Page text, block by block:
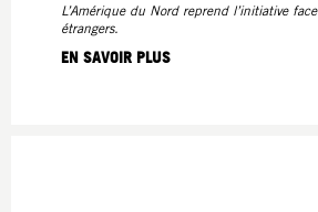
L’Amérique du Nord reprend l’initiative
étrangers.
EN SAVOIR PLUS